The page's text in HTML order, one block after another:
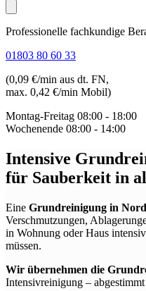
Professionelle fachkundige
01803 80 60 33
(0,09 €/min aus dt. FN,
max. 0,42 €/min Mobil)
Montag-Freitag 08:00 - 18:00
Wochenende 08:00 - 14:00
Intensive
für Sauberkeit in
Eine Grundreinigung in
Verschmutzungen,
in Wohnung oder Haus
müssen.
Wir übernehmen die
Intensivreinigung –